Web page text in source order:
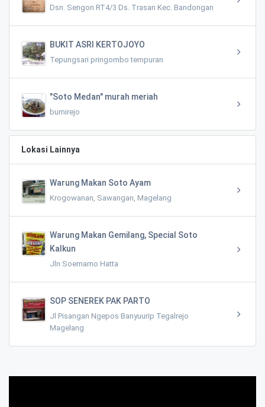
Dsn. Sengon RT4/3 Ds. Trasan Kec. Bandongan
BUKIT ASRI KERTOJOYO
Tepungsari pringombo tempuran
"Soto Medan" murah meriah
bumirejo
Lokasi Lainnya
Warung Makan Soto Ayam
Krogowanan, Sawangan, Magelang
Warung Makan Gemilang, Special Soto
Kalkun
Jln Soemarno Hatta
SOP SENEREK PAK PARTO
Jl Pisangan Ngepos Banyuurip Tegalrejo
Magelang